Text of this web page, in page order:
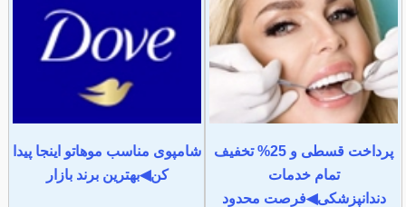
پرداخت قسطی و 25% تخفیف
تمام خدمات
دندانپزشکی◀فرصت محدود
شامپوی مناسب موهاتو اینجا پیدا
کن◀بهترین برند بازار